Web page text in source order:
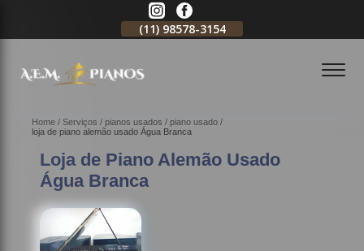
(11) 98578-3154
Home Serviços pianos usados
piano usado
loja de piano alemão usado Água Branca
Loja de Piano Alemão Usado
Água Branca